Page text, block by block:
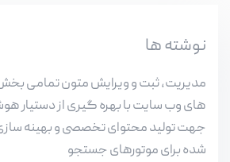
نوشته ها
مدیریت، ثبت و ویرایش متون تمامی
های وب سایت با بهره گیری از دستیار
جهت تولید محتوای تخصصی و بهینه
شده برای موتورهای جستجو